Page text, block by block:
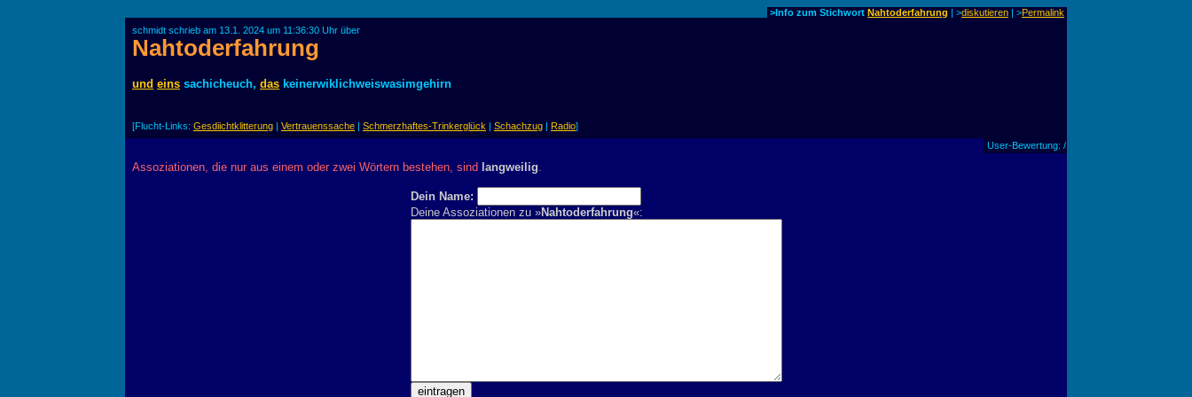
>Info zum Stichwort Nahtoderfahrung | >diskutieren | >Permalink
schmidt schrieb am 13.1. 2024 um 11:36:30 Uhr über
Nahtoderfahrung
und eins sachicheuch, das keinerwiklichweiswasimgehirn
[Flucht-Links: Gesdiichtklitterung | Vertrauenssache | Schmerzhaftes-Trinkerglück | Schachzug | Radio]
User-Bewertung: /
Assoziationen, die nur aus einem oder zwei Wörtern bestehen, sind langweilig.
Dein Name:
Deine Assoziationen zu »Nahtoderfahrung«: